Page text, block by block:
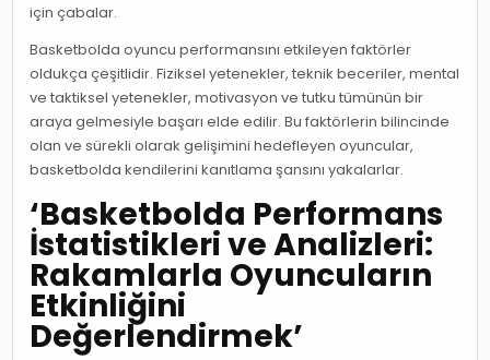
için çabalar.
Basketbolda oyuncu performansını etkileyen faktörler
oldukça çeşitlidir. Fiziksel yetenekler, teknik beceriler, mental
ve taktiksel yetenekler, motivasyon ve tutku tümünün bir
araya gelmesiyle başarı elde edilir. Bu faktörlerin bilincinde
olan ve sürekli olarak gelişimini hedefleyen oyuncular,
basketbolda kendilerini kanıtlama şansını yakalarlar.
‘Basketbolda Performans
İstatistikleri ve Analizleri:
Rakamlarla Oyuncuların
Etkinliğini
Değerlendirmek’